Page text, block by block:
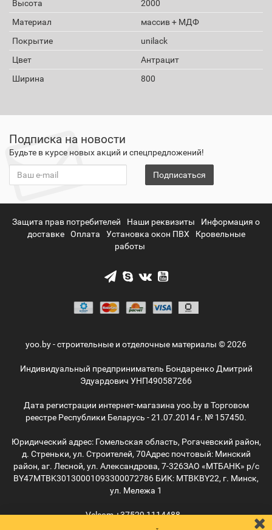
Высота
2000
Материал
массив + МДФ
Покрытие
unilack
Цвет
Антрацит
Ширина
800
Подписка на новости
Будьте в курсе новых акций и спецпредложений!
Подписаться
Защита прав потребителей Наши реквизиты
Информация о
доставке
Оплата Установка окон ПВХ
Кровельные
работы
yoo.by - строительные и отделочные материалы © 2026
Индивидуальный предприниматель Бондаренко Дмитрий
Эдуардович УНП490587266
Дата регистрации интернет-магазина yoo.by в Торговом
реестре Республики Беларусь - 21.07.2014 г. № 157450.
Юридический адрес: Гомельская область, Рогачевский район,
д. Стреньки, ул. Строителей, 70Адрес почтовый: Минский
район, аг. Лесной, ул. Александрова, 7-326ЗАО «МТБАНК» р/с
BY47MTBK30130001093300072786 БИК: MTBKBY22, г. Минск,
ул. Мележа 1
Velcom+375291114488
5055515